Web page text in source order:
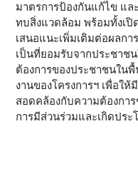
มาตรการป้องกันแก้ไข แ
ทบสิ่งแวดล้อม พร้อมทั้งเปิ
เสนอแนะเพิ่มเติมต่อผลกา
เป็นที่ยอมรับจากประชาช
ต้องการของประชาชนใน
งานของโครงการฯ เพื่อใ
สอดคล้องกับความต้องกา
การมีส่วนร่วมและเกิดปร